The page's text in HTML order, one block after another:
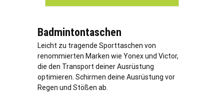
Badmintontaschen
Leicht zu tragende Sporttaschen von
renommierten Marken wie Yonex und Victor,
die den Transport deiner Ausrüstung
optimieren. Schirmen deine Ausrüstung vor
Regen und Stößen ab.